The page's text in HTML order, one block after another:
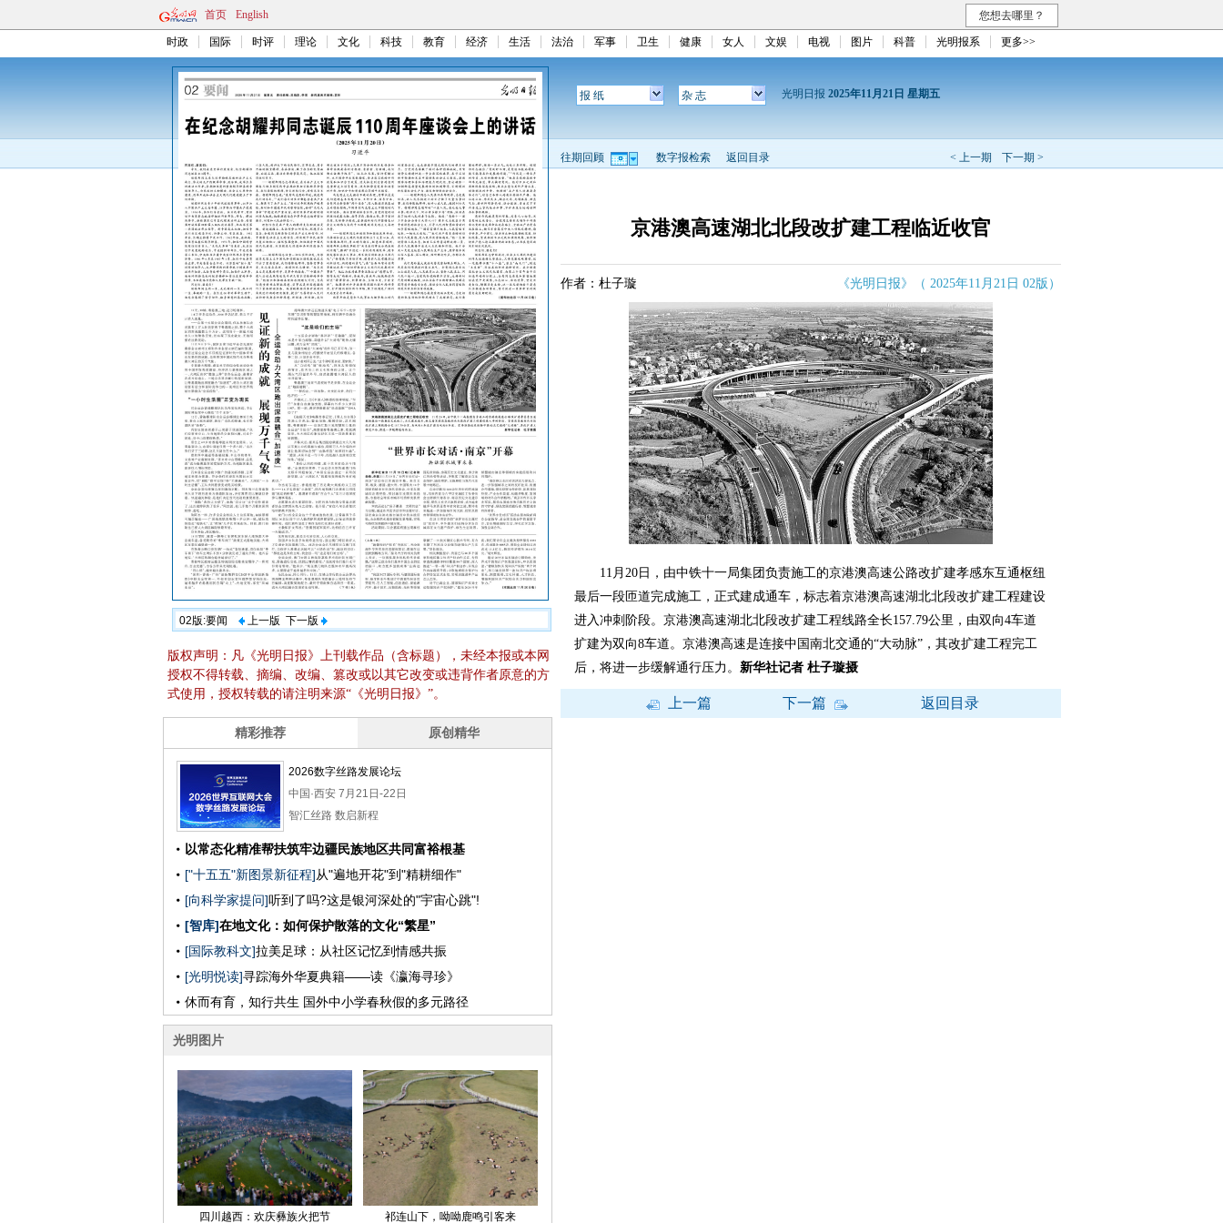
首页 English 您想去哪里？
时政 国际 时评 理论 文化 科技 教育 经济 生活 法治 军事 卫生 健康 女人 文娱 电视 图片 科普 光明报系 更多>>
02版:要闻 上一版 下一版
版权声明：凡《光明日报》上刊载作品（含标题），未经本报或本网
授权不得转载、摘编、改编、篡改或以其它改变或违背作者原意的方
式使用，授权转载的请注明来源“《光明日报》”。
报 纸 杂 志 光明日报 2025年11月21日 星期五
< 上一期 下一期 >
往期回顾 数字报检索 返回目录
京港澳高速湖北北段改扩建工程临近收官
作者：杜子璇 《光明日报》（ 2025年11月21日 02版）
11月20日，由中铁十一局集团负责施工的京港澳高速公路改扩建孝感东互通枢纽
最后一段匝道完成施工，正式建成通车，标志着京港澳高速湖北北段改扩建工程建设
进入冲刺阶段。京港澳高速湖北北段改扩建工程线路全长157.79公里，由双向4车道
扩建为双向8车道。京港澳高速是连接中国南北交通的“大动脉”，其改扩建工程完工
后，将进一步缓解通行压力。 新华社记者 杜子璇摄
上一篇 下一篇 返回目录